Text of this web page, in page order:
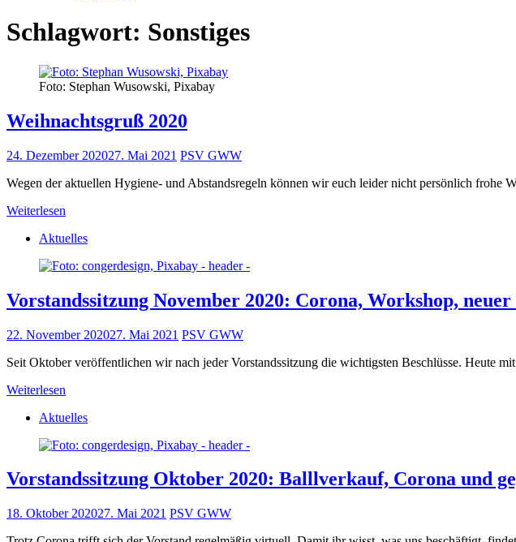
Schlagwort: Sonstiges
Foto: Stephan Wusowski, Pixabay
Weihnachtsgruß 2020
24. Dezember 202027. Mai 2021 PSV GWW
Wegen der aktuellen Hygiene- und Abstandsregeln können wir euch leider nicht persönlich frohe
Weiterlesen
Aktuelles
Vorstandssitzung November 2020: Corona, Workshop,
22. November 202027. Mai 2021 PSV GWW
Seit Oktober veröffentlichen wir nach jeder Vorstandssitzung die wichtigsten Beschlüsse. Heute
Weiterlesen
Aktuelles
Vorstandssitzung Oktober 2020: Balllverkauf, Corona und
18. Oktober 202027. Mai 2021 PSV GWW